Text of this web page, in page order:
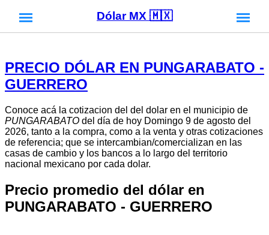
Dólar MX 🇲🇽
PRECIO DÓLAR EN PUNGARABATO -
GUERRERO
Conoce acá la cotizacion del del dolar en el municipio de
PUNGARABATO del día de hoy Domingo 9 de agosto del
2026, tanto a la compra, como a la venta y otras cotizaciones
de referencia; que se intercambian/comercializan en las
casas de cambio y los bancos a lo largo del territorio
nacional mexicano por cada dolar.
Precio promedio del dólar en
PUNGARABATO - GUERRERO